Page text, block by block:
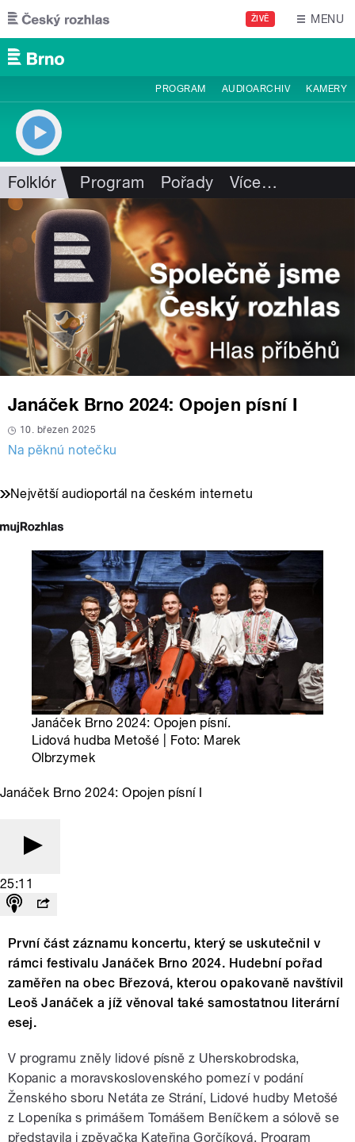
Přejít k hlavnímu obsahu
ŽIVĚ MENU
PROGRAM AUDIOARCHIV KAMERY
Folklór Program Pořady Více…
Janáček Brno 2024: Opojen písní I
10. březen 2025
Na pěknú notečku
Největší audioportál na českém internetu
Janáček Brno 2024: Opojen písní.
Lidová hudba Metošé | Foto: Marek
Olbrzymek
Janáček Brno 2024: Opojen písní I
25:11
První část záznamu koncertu, který se uskutečnil v
rámci festivalu Janáček Brno 2024. Hudební pořad
zaměřen na obec Březová, kterou opakovaně navštívil
Leoš Janáček a jíž věnoval také samostatnou literární
esej.
V programu zněly lidové písně z Uherskobrodska,
Kopanic a moravskoslovenského pomezí v podání
Ženského sboru Netáta ze Strání, Lidové hudby Metošé
z Lopeníka s primášem Tomášem Beníčkem a sólově se
představila i zpěvačka Kateřina Gorčíková. Program